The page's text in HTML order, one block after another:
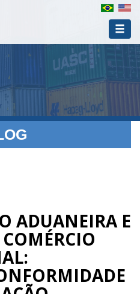
ADUANEIRA E